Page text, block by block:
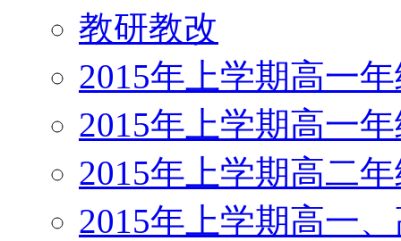
教研教改
2015年上学期高一
2015年上学期高一
2015年上学期高二
2015年上学期高一